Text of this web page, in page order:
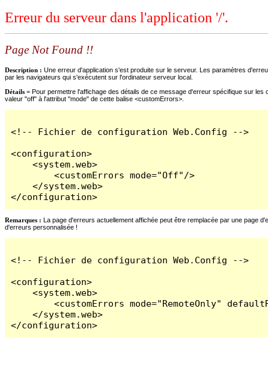
Erreur du serveur dans l'application '/'.
Page Not Found !!
Description : Une erreur d'application s'est produite sur le serveur. Les paramètres
par les navigateurs qui s'exécutent sur l'ordinateur serveur local.
Détails = Pour permettre l'affichage des détails de ce message d'erreur spécifique sur
valeur "off" à l'attribut "mode" de cette balise <customErrors>.
<!-- Fichier de configuration Web.Config -->
<configuration>
    <system.web>
        <customErrors mode="Off"/>
    </system.web>
</configuration>
Remarques : La page d'erreurs actuellement affichée peut être remplacée par une page
d'erreurs personnalisée !
<!-- Fichier de configuration Web.Config -->
<configuration>
    <system.web>
<customErrors mode="RemoteOnly"
    </system.web>
</configuration>